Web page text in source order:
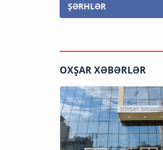
ŞƏRHLƏR
OXŞAR XƏBƏRLƏR